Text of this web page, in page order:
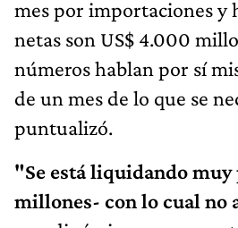
mes por importaciones y
netas son US$ 4.000
números hablan por sí
de un mes de lo que se
puntualizó.
"Se está liquidando muy
millones- con lo cual no